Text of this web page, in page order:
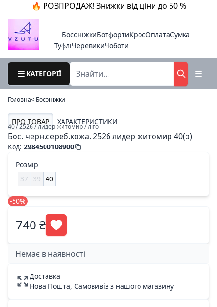
🔥 РОЗПРОДАЖ! Знижки від ціни до 50 %
БосоніжкиБотфортиКросОплатаСумка
ТуфліЧеревикиЧоботи
КАТЕГОРІЇ
Головна< Босоніжки
ПРО ТОВАР ХАРАКТЕРИСТИКИ
40 / 2526 / лидер житомир / літо
Бос. черн.сереб.кожа. 2526 лидер житомир 40(р)
Код: 2984500108900
Розмір
37
39 40
-50%
740 ₴
Немає в наявності
Доставка
Нова Пошта, Самовивіз з нашого магазину